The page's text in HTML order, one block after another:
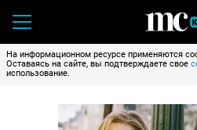
На информационном ресурсе применяются
Оставаясь на сайте, вы подтверждаете свое
использование.